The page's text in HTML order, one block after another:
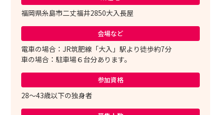
福岡県糸島市二丈福井2850大入長屋
会場など
電車の場合：JR筑肥線「大入」駅より徒歩約7分
車の場合：駐車場６台分あります。
参加資格
28～43歳以下の独身者